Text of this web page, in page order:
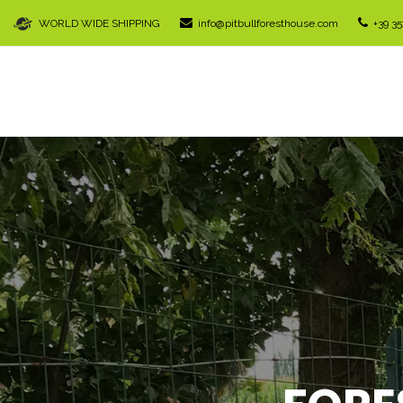
WORLD WIDE SHIPPING info@pitbullforesthouse.com +39